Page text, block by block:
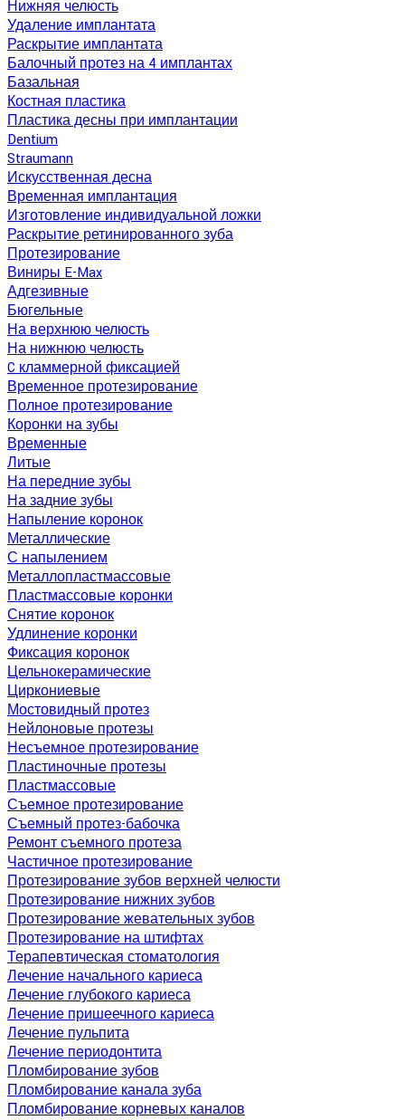
Нижняя челюсть
Удаление имплантата
Раскрытие имплантата
Балочный протез на 4 имплантах
Базальная
Костная пластика
Пластика десны при имплантации
Dentium
Straumann
Искусственная десна
Временная имплантация
Изготовление индивидуальной ложки
Раскрытие ретинированного зуба
Протезирование
Виниры E-Max
Адгезивные
Бюгельные
На верхнюю челюсть
На нижнюю челюсть
C кламмерной фиксацией
Временное протезирование
Полное протезирование
Коронки на зубы
Временные
Литые
На передние зубы
На задние зубы
Напыление коронок
Металлические
С напылением
Металлопластмассовые
Пластмассовые коронки
Снятие коронок
Удлинение коронки
Фиксация коронок
Цельнокерамические
Циркониевые
Мостовидный протез
Нейлоновые протезы
Несъемное протезирование
Пластиночные протезы
Пластмассовые
Съемное протезирование
Съемный протез-бабочка
Ремонт съемного протеза
Частичное протезирование
Протезирование зубов верхней челюсти
Протезирование нижних зубов
Протезирование жевательных зубов
Протезирование на штифтах
Терапевтическая стоматология
Лечение начального кариеса
Лечение глубокого кариеса
Лечение пришеечного кариеса
Лечение пульпита
Лечение периодонтита
Пломбирование зубов
Пломбирование канала зуба
Пломбирование корневых каналов